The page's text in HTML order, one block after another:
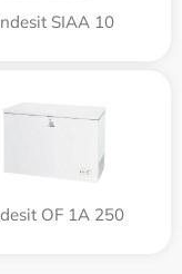
SIAA 10
OF 1A 250